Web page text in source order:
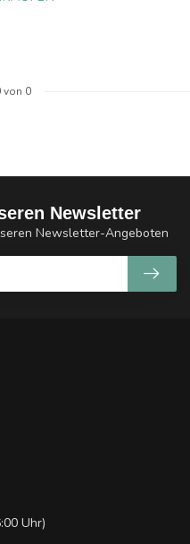
von 0
Newsletter
Newsletter-Angeboten
Uhr)